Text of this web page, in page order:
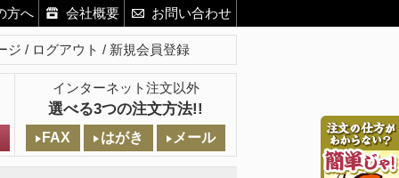
方へ 会社概要 お問い合わせ
ジ ログアウト 新規会員登録
インターネット注文以外
選べる3つの注文方法!!
FAX はがき メール